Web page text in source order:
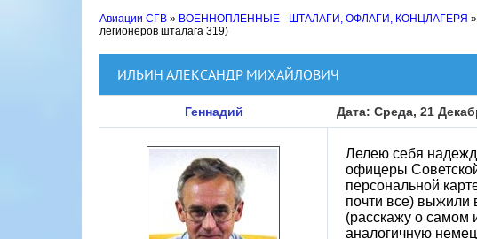
Авиации СГВ » ВОЕННОПЛЕННЫЕ - ШТАЛАГИ, ОФЛАГИ, КОНЦЛАГЕРЯ »
легионеров шталага 319)
ИЛЬИН АЛЕКСАНДР МИХАЙЛОВИЧ
Геннадий Дата: Среда, 21
Лелею себя
офицеры
персональной
почти все) выжили
(расскажу о самом
аналогичную